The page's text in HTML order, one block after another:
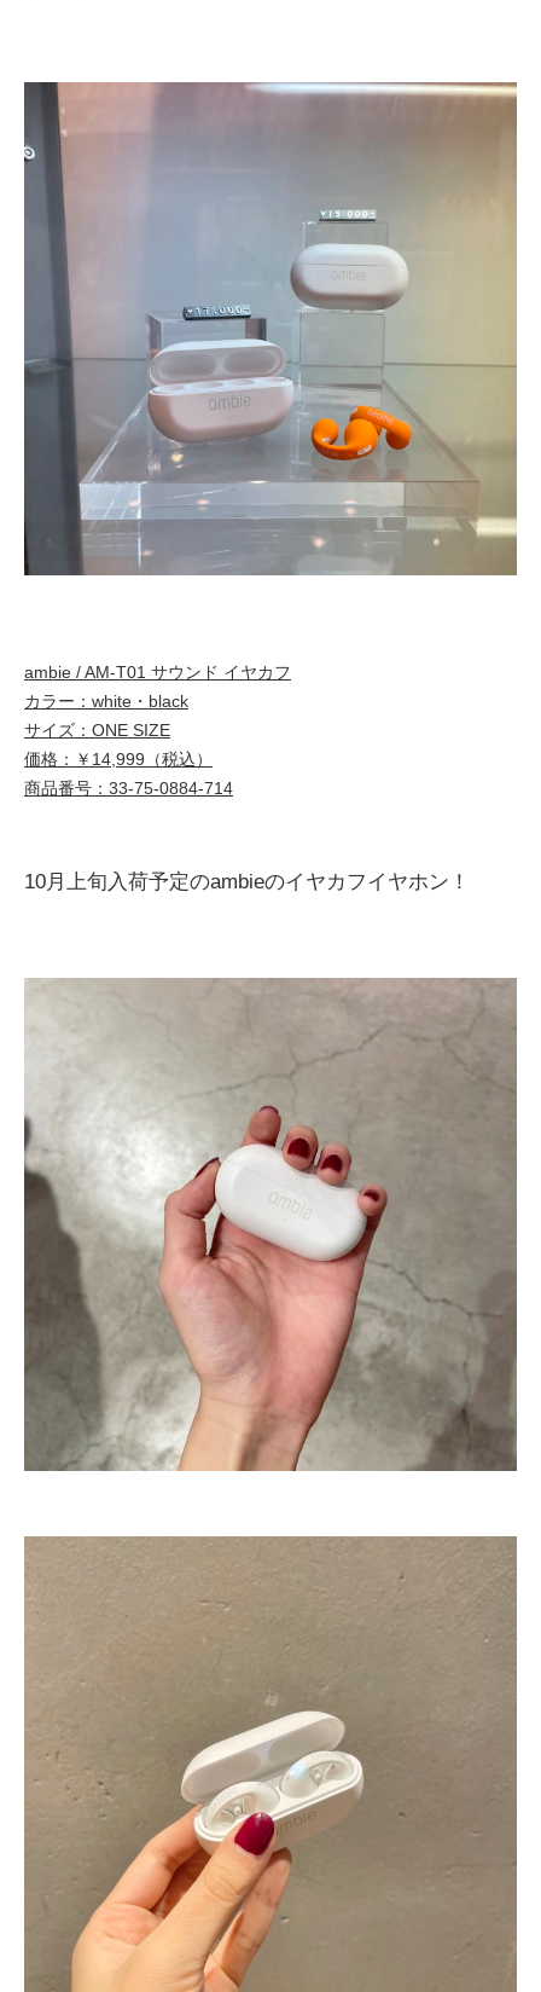
ambie / AM-T01 サウンド イヤカフ
カラー：white・black
サイズ：ONE SIZE
価格：￥14,999（税込）
商品番号：33-75-0884-714
10月上旬入荷予定のambieのイヤカフイヤホン！